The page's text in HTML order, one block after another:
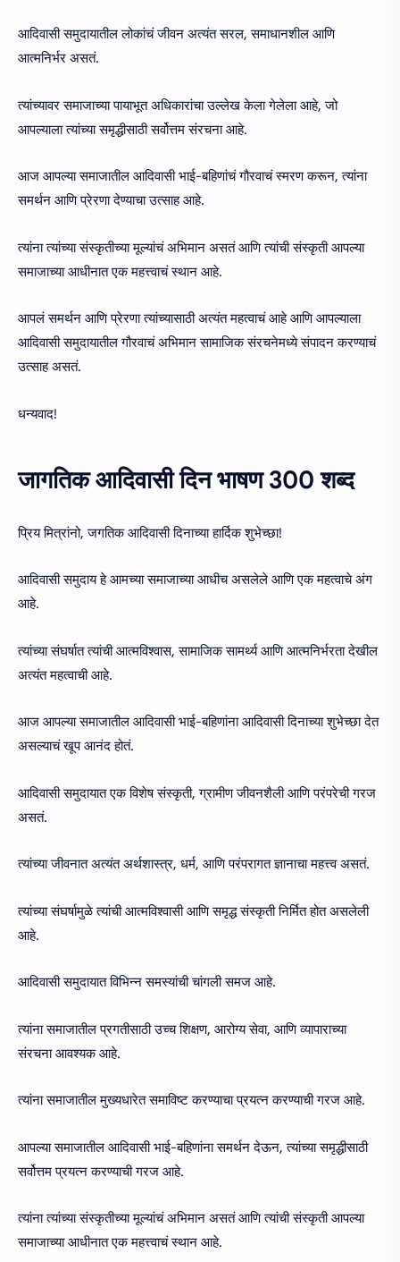
आदिवासी समुदायातील लोकांचं जीवन अत्यंत सरल, समाधानशील आणि
आत्मनिर्भर असतं.
त्यांच्यावर समाजाच्या पायाभूत अधिकारांचा उल्लेख केला गेलेला आहे, जो
आपल्याला त्यांच्या समृद्धीसाठी सर्वोत्तम संरचना आहे.
आज आपल्या समाजातील आदिवासी भाई-बहिणांचं गौरवाचं स्मरण करून, त्यांना
समर्थन आणि प्रेरणा देण्याचा उत्साह आहे.
त्यांना त्यांच्या संस्कृतीच्या मूल्यांचं अभिमान असतं आणि त्यांची संस्कृती आपल्या
समाजाच्या आधीनात एक महत्त्वाचं स्थान आहे.
आपलं समर्थन आणि प्रेरणा त्यांच्यासाठी अत्यंत महत्वाचं आहे आणि आपल्याला
आदिवासी समुदायातील गौरवाचं अभिमान सामाजिक संरचनेमध्ये संपादन करण्याचं
उत्साह असतं.
धन्यवाद!
जागतिक आदिवासी दिन भाषण 300 शब्द
प्रिय मित्रांनो, जगतिक आदिवासी दिनाच्या हार्दिक शुभेच्छा!
आदिवासी समुदाय हे आमच्या समाजाच्या आधीच असलेले आणि एक महत्वाचे अंग
आहे.
त्यांच्या संघर्षात त्यांची आत्मविश्वास, सामाजिक सामर्थ्य आणि आत्मनिर्भरता देखील
अत्यंत महत्वाची आहे.
आज आपल्या समाजातील आदिवासी भाई-बहिणांना आदिवासी दिनाच्या शुभेच्छा देत
असल्याचं खूप आनंद होतं.
आदिवासी समुदायात एक विशेष संस्कृती, ग्रामीण जीवनशैली आणि परंपरेची गरज
असतं.
त्यांच्या जीवनात अत्यंत अर्थशास्त्र, धर्म, आणि परंपरागत ज्ञानाचा महत्त्व असतं.
त्यांच्या संघर्षामुळे त्यांची आत्मविश्वासी आणि समृद्ध संस्कृती निर्मित होत असलेली
आहे.
आदिवासी समुदायात विभिन्न समस्यांची चांगली समज आहे.
त्यांना समाजातील प्रगतीसाठी उच्च शिक्षण, आरोग्य सेवा, आणि व्यापाराच्या
संरचना आवश्यक आहे.
त्यांना समाजातील मुख्यधारेत समाविष्ट करण्याचा प्रयत्न करण्याची गरज आहे.
आपल्या समाजातील आदिवासी भाई-बहिणांना समर्थन देऊन, त्यांच्या समृद्धीसाठी
सर्वोत्तम प्रयत्न करण्याची गरज आहे.
त्यांना त्यांच्या संस्कृतीच्या मूल्यांचं अभिमान असतं आणि त्यांची संस्कृती आपल्या
समाजाच्या आधीनात एक महत्त्वाचं स्थान आहे.